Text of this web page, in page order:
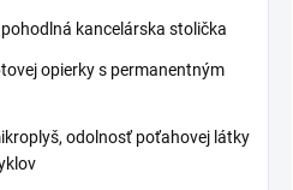
kancelárska stolička
opierky s permanentným
odolnosť poťahovej látky